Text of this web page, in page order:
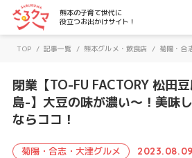
さるクマ-さるこう、熊本-｜熊
熊本の子育て世代に
役立つお出かけサイト！
TOP / 記事一覧 / 熊本グルメ・飲食店 / 菊陽・合
閉業【TO-FU FACTORY 松田
島-】大豆の味が濃い〜！美味
ならココ！
菊陽・合志・大津グルメ 2023.08.09